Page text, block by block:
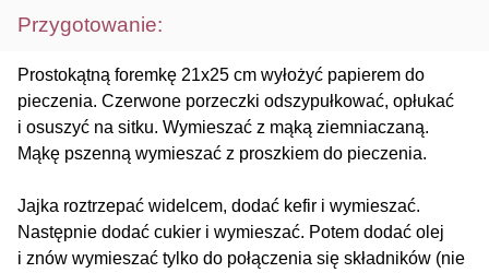
Przygotowanie:
Prostokątną foremkę 21x25 cm wyłożyć papierem do
pieczenia. Czerwone porzeczki odszypułkować, opłukać
i osuszyć na sitku. Wymieszać z mąką ziemniaczaną.
Mąkę pszenną wymieszać z proszkiem do pieczenia.
Jajka roztrzepać widelcem, dodać kefir i wymieszać.
Następnie dodać cukier i wymieszać. Potem dodać olej
i znów wymieszać tylko do połączenia się składników (nie